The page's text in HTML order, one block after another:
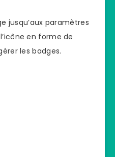
jusqu’aux paramètres
en forme de
les badges.